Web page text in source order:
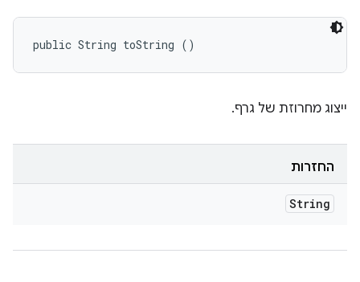
public String toString ()
ייצוג מחרוזת של גרף.
החזרות
String